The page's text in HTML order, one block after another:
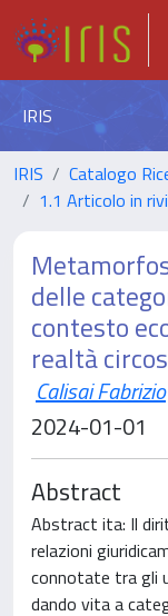
IRIS
IRIS Catalogo
1.1 Articolo in
delle
contesto
realtà
Calisai Fabrizio
2024-01-01
Abstract
Abstract ita: Il
relazioni
connotate tra gli
dando vita a